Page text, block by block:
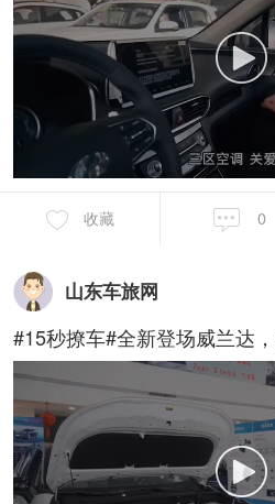
收藏 0
山东车旅网
#15秒撩车#全新登场威兰达